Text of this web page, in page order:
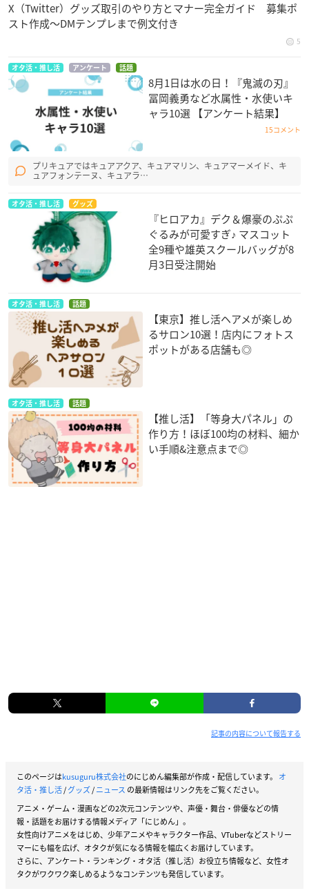
X（Twitter）グッズ取引のやり方とマナー完全ガイド 募集ポ
スト作成〜DMテンプレまで例文付き
5
オタ活・推し活 アンケート 話題
8月1日は水の日！『鬼滅の刃』
冨岡義勇など水属性・水使いキ
ャラ10選 【アンケート結果】
15コメント
プリキュアではキュアアクア、キュアマリン、キュアマーメイド、キ
ュアフォンテーヌ、キュアラ…
オタ活・推し活 グッズ
『ヒロアカ』デク＆爆豪のぷぷ
ぐるみが可愛すぎ♪ マスコット
全9種や雄英スクールバッグが8
月3日受注開始
オタ活・推し活 話題
【東京】推し活ヘアメが楽しめ
るサロン10選！店内にフォトス
ポットがある店舗も◎
オタ活・推し活 話題
【推し活】「等身大パネル」の
作り方！ほぼ100均の材料、細か
い手順&注意点まで◎
記事の内容について報告する
このページはkusuguru株式会社のにじめん編集部が作成・配信しています。 オ
タ活・推し活/グッズ/ニュース の最新情報はリンク先をご覧ください。
アニメ・ゲーム・漫画などの2次元コンテンツや、声優・舞台・俳優などの情
報・話題をお届けする情報メディア「にじめん」。
女性向けアニメをはじめ、少年アニメやキャラクター作品、VTuberなどストリー
マーにも幅を広げ、オタクが気になる情報を幅広くお届けしています。
さらに、アンケート・ランキング・オタ活（推し活）お役立ち情報など、女性オ
タクがワクワク楽しめるようなコンテンツも発信しています。